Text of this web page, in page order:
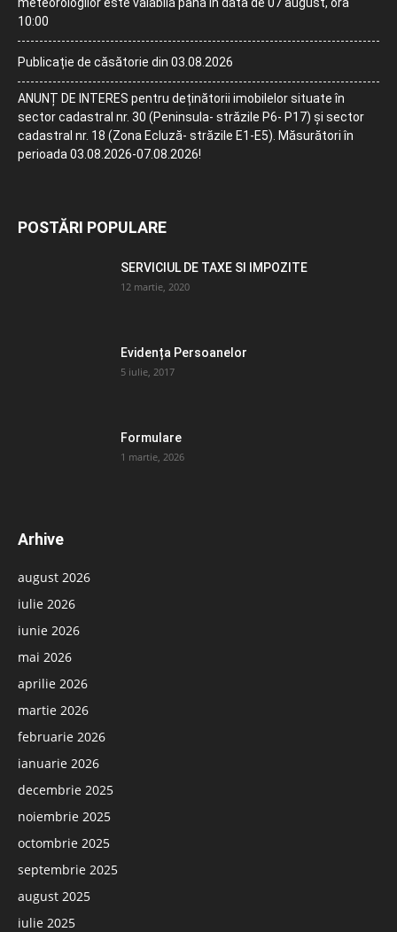
10:00
Publicație de căsătorie din 03.08.2026
ANUNȚ DE INTERES pentru deținătorii imobilelor situate în
sector cadastral nr. 30 (Peninsula- străzile P6- P17) și sector
cadastral nr. 18 (Zona Ecluză- străzile E1-E5). Măsurători în
perioada 03.08.2026-07.08.2026!
POSTĂRI POPULARE
SERVICIUL DE TAXE SI IMPOZITE
12 martie, 2020
Evidența Persoanelor
5 iulie, 2017
Formulare
1 martie, 2026
Arhive
august 2026
iulie 2026
iunie 2026
mai 2026
aprilie 2026
martie 2026
februarie 2026
ianuarie 2026
decembrie 2025
noiembrie 2025
octombrie 2025
septembrie 2025
august 2025
iulie 2025